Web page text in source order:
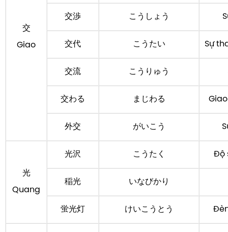
交
Giao
交渉 こうしょう
交代 こうたい Sự
交流 こうりゅう
交わる まじわる
外交 がいこう
光
Quang
光沢 こうたく Độ
稲光 いなびかり
蛍光灯 けいこうとう